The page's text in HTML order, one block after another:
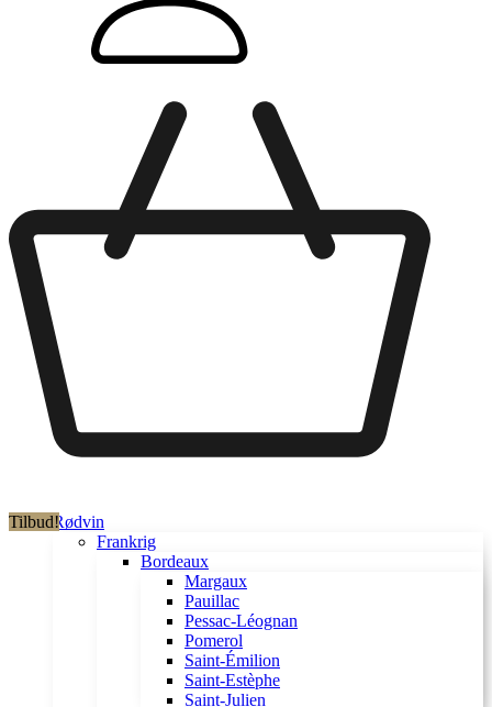
Rødvin
Frankrig
Bordeaux
Margaux
Pauillac
Pessac-Léognan
Pomerol
Saint-Émilion
Saint-Estèphe
Saint-Julien
Tilbud!